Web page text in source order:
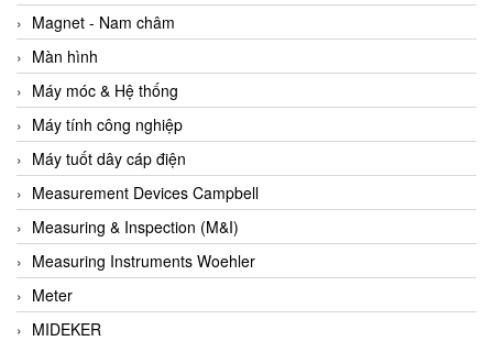
Babcok wilcox
Baelz Automatic Vietnam
Bahr Modultechnik Vietnam
Balluff
BamBo Vietnam
Barel Vietnam
Barksdale
Bartec
Basco
Baumer
Magnet - Nam châm
Màn hình
Máy móc & Hệ thống
Máy tính công nghiệp
Máy tuốt dây cáp điện
Measurement Devices Campbell
Measuring & Inspection (M&I)
Measuring Instruments Woehler
Meter
MIDEKER